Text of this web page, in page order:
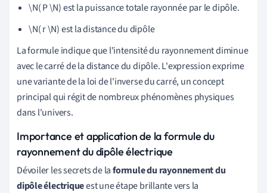
\N( P \N) est la puissance totale rayonnée par le dipôle.
\N( r \N) est la distance du dipôle
La formule indique que l'intensité du rayonnement diminue
avec le carré de la distance du dipôle. L'expression exprime
une variante de la loi de l'inverse du carré, un concept
principal qui régit de nombreux phénomènes physiques
dans l'univers.
Importance et application de la formule du
rayonnement du dipôle électrique
Dévoiler les secrets de laformule du rayonnement du
dipôle électriqueest une étape brillante vers la